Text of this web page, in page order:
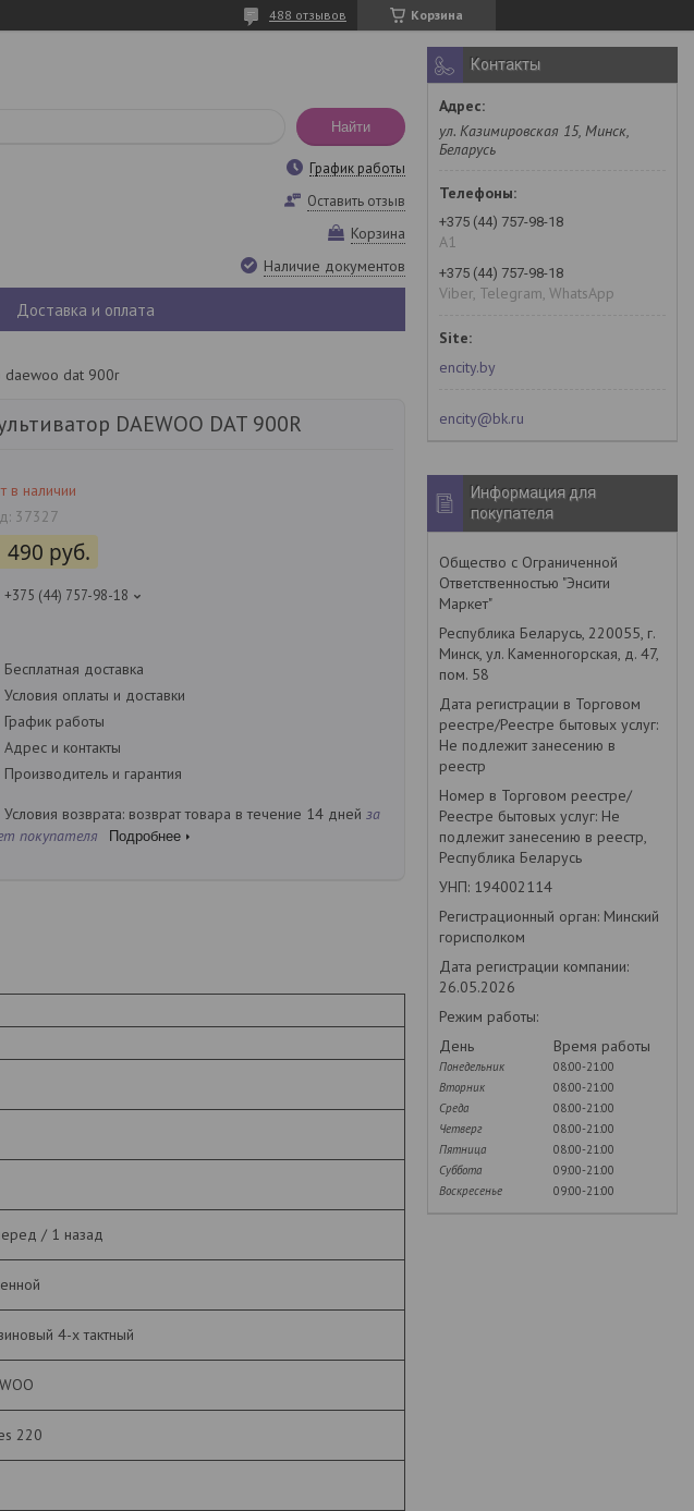
Корзина
488 отзывов
Найти
График работы
Оставить отзыв
Корзина
Наличие документов
Доставка и оплата
daewoo dat 900r
DAEWOO DAT 900R
в наличии
37327
490 руб.
+375 (44) 757-98-18
Бесплатная доставка
Условия оплаты и доставки
График работы
Адрес и контакты
Производитель и гарантия
возврат товара в течение 14 дней за
покупателя
Подробнее
/ 1 назад
4-х тактный
220
Контакты
ул. Казимировская 15, Минск,
Беларусь
+375 (44) 757-98-18
A1
+375 (44) 757-98-18
Viber, Telegram, WhatsApp
encity.by
encity@bk.ru
Информация для
покупателя
Общество с Ограниченной
Ответственностью "Энсити
Маркет"
Республика Беларусь, 220055, г.
Минск, ул. Каменногорская, д. 47,
пом. 58
Дата регистрации в Торговом
реестре/Реестре бытовых услуг:
Не подлежит занесению в
реестр
Номер в Торговом реестре/
Реестре бытовых услуг: Не
подлежит занесению в реестр,
Республика Беларусь
УНП: 194002114
Регистрационный орган: Минский
горисполком
Дата регистрации компании:
26.05.2026
Режим работы:
День
Время работы
Понедельник
08:00-21:00
Вторник
08:00-21:00
Среда
08:00-21:00
Четверг
08:00-21:00
Пятница
08:00-21:00
Суббота
09:00-21:00
Воскресенье
09:00-21:00